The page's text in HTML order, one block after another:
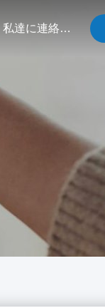
私達に連絡しなさい